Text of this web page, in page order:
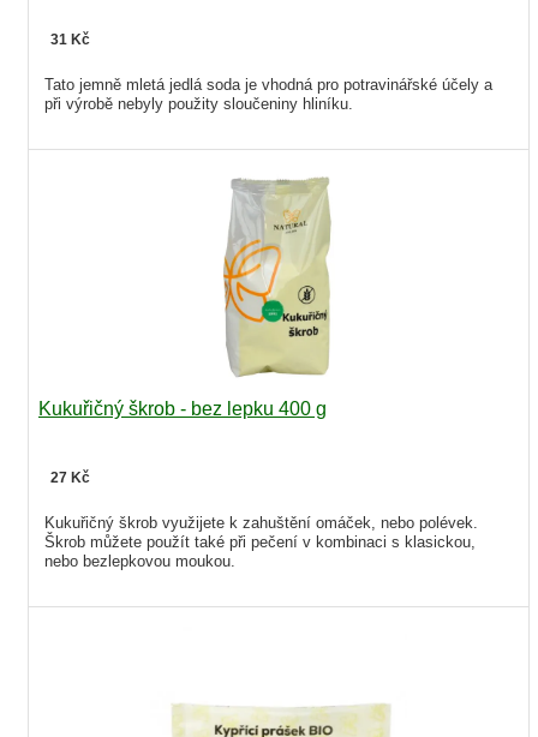
31 Kč
Tato jemně mletá jedlá soda je vhodná pro potravinářské účely a
při výrobě nebyly použity sloučeniny hliníku.
Kukuřičný škrob - bez lepku 400 g
27 Kč
Kukuřičný škrob využijete k zahuštění omáček, nebo polévek.
Škrob můžete použít také při pečení v kombinaci s klasickou,
nebo bezlepkovou moukou.